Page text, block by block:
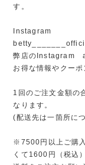
す。
Instagram
弊店のInstagram
お得な情報やクーポ
1回のご注文金額の
なります。
(配送先は一箇所に
※7500円以上ご購
くて1600円（税込